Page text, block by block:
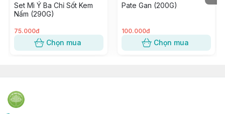
Set Mì Ý Ba Chỉ Sốt Kem
Nấm (290G)
75.000đ
Chọn mua
Pate Gan (200G)
100.000đ
Chọn mua